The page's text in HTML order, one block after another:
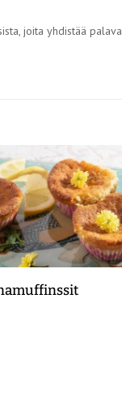
joita yhdistää palava